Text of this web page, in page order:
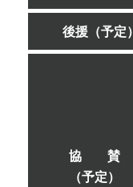
後援（予定）
協 賛
（予定）